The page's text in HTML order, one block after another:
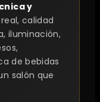
y
calidad
iluminación,
de bebidas
salón que